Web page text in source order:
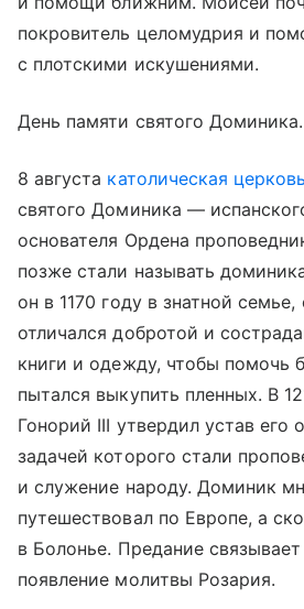
покровитель целомудрия и
с плотскими искушениями.
День памяти святого Доминика.
8 августа католическая церковь
святого Доминика —
основателя Ордена
позже стали называть
он в 1170 году в знатной
отличался добротой и
книги и одежду, чтобы помочь
пытался выкупить пленных. В
Гонорий III утвердил устав его
задачей которого стали
и служение народу. Доминик
путешествовал по Европе, а
в Болонье. Предание
появление молитвы Розария.